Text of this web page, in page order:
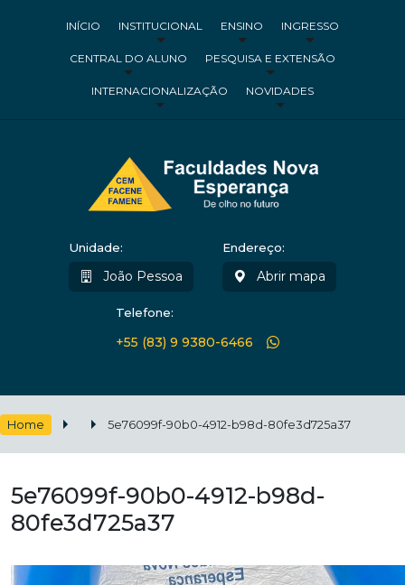
INÍCIO INSTITUCIONAL ENSINO INGRESSO
CENTRAL DO ALUNO PESQUISA E EXTENSÃO
INTERNACIONALIZAÇÃO NOVIDADES
Unidade:
João Pessoa
Endereço:
Abrir mapa
Telefone:
+55 (83) 9 9380-6466
Home 5e76099f-90b0-4912-b98d-80fe3d725a37
5e76099f-90b0-4912-b98d-
80fe3d725a37